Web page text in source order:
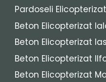
Pardoseli
Beton Elicopterizat
Beton Elicopterizat
Beton Elicopterizat
Beton Elicopterizat